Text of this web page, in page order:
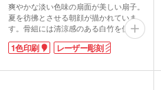
爽やかな淡い色味の扇面が美しい扇子。
夏を彷彿とさせる朝顔が描かれていま
す。骨組には清涼感のある白竹を使用。
扇子は外国人観光客の方が日本の文化を
知り、帰国後もそのまま使ったり、飾っ
す。コンパクトに折りたためて夏の暑さ
1色印刷 レーザー彫刻